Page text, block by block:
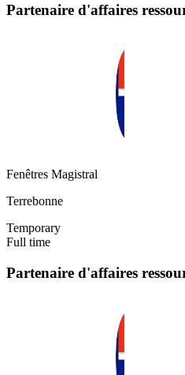
Partenaire d'affaires
Fenêtres Magistral
Terrebonne
Temporary
Full time
Partenaire d'affaires